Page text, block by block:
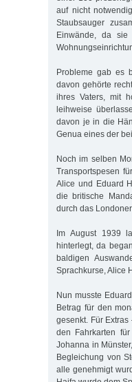
auf nicht
Staubsauger
Einwände, da
Probleme gab es
davon gehörte
ihres Vaters, mit
leihweise
davon je in die
Genua eines der
Noch im selben
Transportspesen
Alice und Eduard
die britische
durch das
Im August 1939
hinterlegt, da
baldigen
Sprachkurse, Alice
Nun musste
Betrag für den
gesenkt. Für
den Fahrkarten
Johanna in
Begleichung von
alle genehmigt